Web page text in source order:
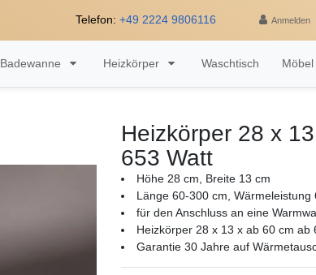
Telefon: +49 2224 9806116 Anmelden
Badewanne Heizkörper Waschtisch Möbel
Heizkörper 28 x
653 Watt
Höhe 28 cm, Breite 13 cm
Länge 60-300 cm, Wärmeleistung
für den Anschluss an eine
Heizkörper 28 x 13 x ab 60 cm ab
Garantie 30 Jahre auf